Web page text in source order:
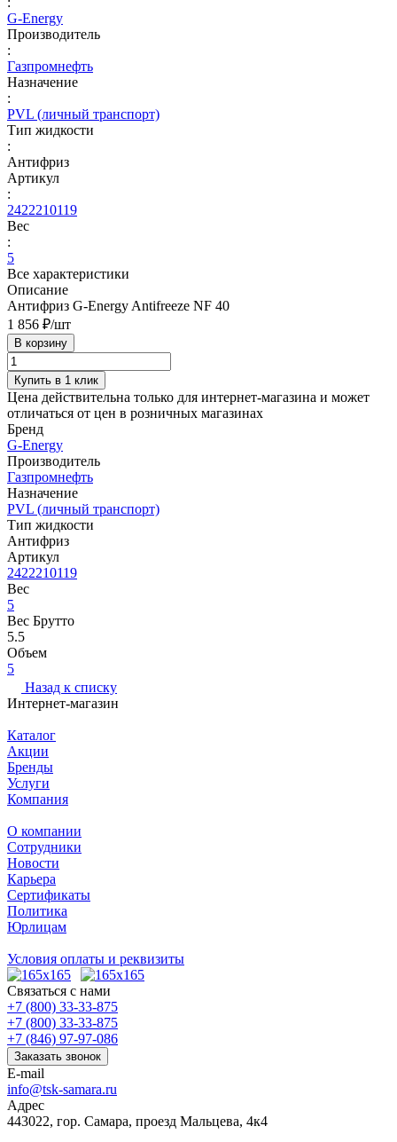
G-Energy
Производитель
:
Газпромнефть
Назначение
:
PVL (личный транспорт)
Тип жидкости
:
Антифриз
Артикул
:
2422210119
Вес
:
5
Все характеристики
Описание
Антифриз G-Energy Antifreeze NF 40
1 856 ₽/шт
В корзину
Купить в 1 клик
Цена действительна только для интернет-магазина и может
отличаться от цен в розничных магазинах
Бренд
G-Energy
Производитель
Газпромнефть
Назначение
PVL (личный транспорт)
Тип жидкости
Антифриз
Артикул
2422210119
Вес
5
Вес Брутто
5.5
Объем
5
Назад к списку
Интернет-магазин
Каталог
Акции
Бренды
Услуги
Компания
О компании
Сотрудники
Новости
Карьера
Сертификаты
Политика
Юрлицам
Условия оплаты и реквизиты
Связаться с нами
+7 (800) 33-33-875
+7 (800) 33-33-875
+7 (846) 97-97-086
Заказать звонок
E-mail
info@tsk-samara.ru
Адрес
443022, гор. Самара, проезд Мальцева, 4к4